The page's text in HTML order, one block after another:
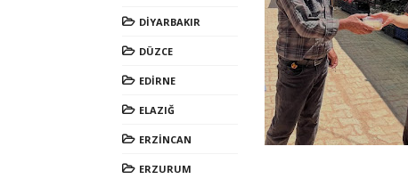
DİYARBAKIR
DÜZCE
EDİRNE
ELAZIĞ
ERZİNCAN
ERZURUM